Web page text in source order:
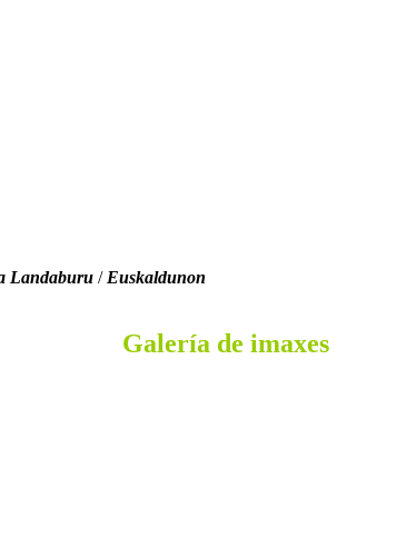
Landaburu / Euskaldunon
Galería de imaxes